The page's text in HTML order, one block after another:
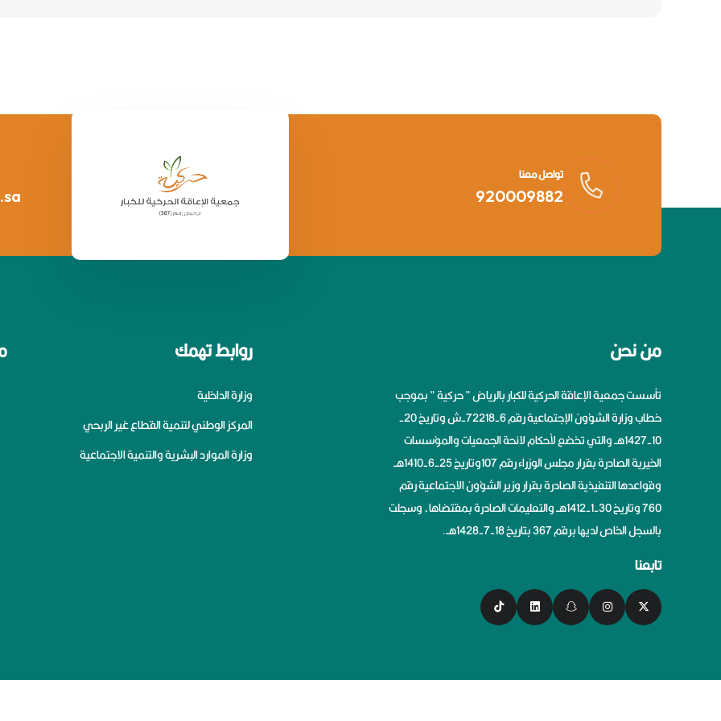
تواصل معنا
920009882
من نحن
تأسست جمعية الإعاقة الحركية للكبار بالرياض ” حركية ” بموجب
خطاب وزارة الشؤون الإجتماعية رقم 6-72218-ش وتاريخ 20-
10-1427هــ والتي تخضع لأحكام لائحة الجمعيات والمؤسسات
الخيرية الصادرة بقرار مجلس الوزراء رقم 107وتاريخ 25-6-1410هــ
وقواعدها التنفيذية الصادرة بقرار وزير الشؤون الاجتماعية رقم
760 وتاريخ 30-1-1412هــ والتعليمات الصادرة بمقتضاها، وسجلت
بالسجل الخاص لديها برقم 367 بتاريخ 18-7-1428هــ.
تابعنا
روابط تهمك
وزارة الداخلية
المركز الوطني لتنمية القطاع غير الربحي
وزارة الموارد البشرية والتنمية الاجتماعية